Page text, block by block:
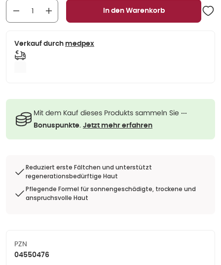
In den Warenkorb
Verkauf durch medpex
Mit dem Kauf dieses Produkts sammeln Sie ···
Bonuspunkte. Jetzt mehr erfahren
Reduziert erste Fältchen und unterstützt
regenerationsbedürftige Haut
Pflegende Formel für sonnengeschädigte, trockene und
anspruchsvolle Haut
PZN
04550476